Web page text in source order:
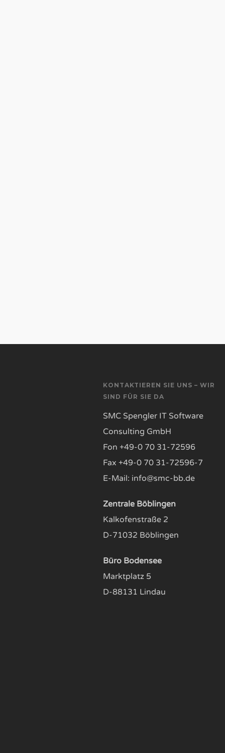
KONTAKTIEREN SIE UNS – WIR
SIND FÜR SIE DA
SMC Spengler IT Software
Consulting GmbH
Fon +49-0 70 31-72596
Fax +49-0 70 31-72596-7
E-Mail: info@smc-bb.de
Zentrale Böblingen
Kalkofenstraße 2
D-71032 Böblingen
Büro Bodensee
Marktplatz 5
D-88131 Lindau